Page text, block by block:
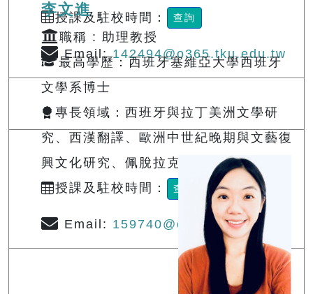
授課及駐校時間：
查詢
Email:142494@o365.tku.edu.tw
李文進
職稱 : 助理教授
最高學歷：西班牙塞維亞大學西班牙
文學系博士
專長領域：西班牙與拉丁美洲文學研
究、西漢翻譯、歐洲中世紀晚期與文藝復
興文化研究、佩脫拉克詩歌研究
授課及駐校時間：
查詢
Email: 159740@o365.tku.edu.tw